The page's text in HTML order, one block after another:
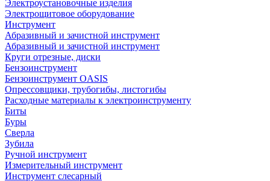
Электроустановочные изделия
Электрощитовое оборудование
Инструмент
Абразивный и зачистной инструмент
Абразивный и зачистной инструмент
Круги отрезные, диски
Бензоинструмент
Бензоинструмент OASIS
Опрессовщики, трубогибы, листогибы
Расходные материалы к электроинструменту
Биты
Буры
Сверла
Зубила
Ручной инструмент
Измерительный инструмент
Инструмент слесарный